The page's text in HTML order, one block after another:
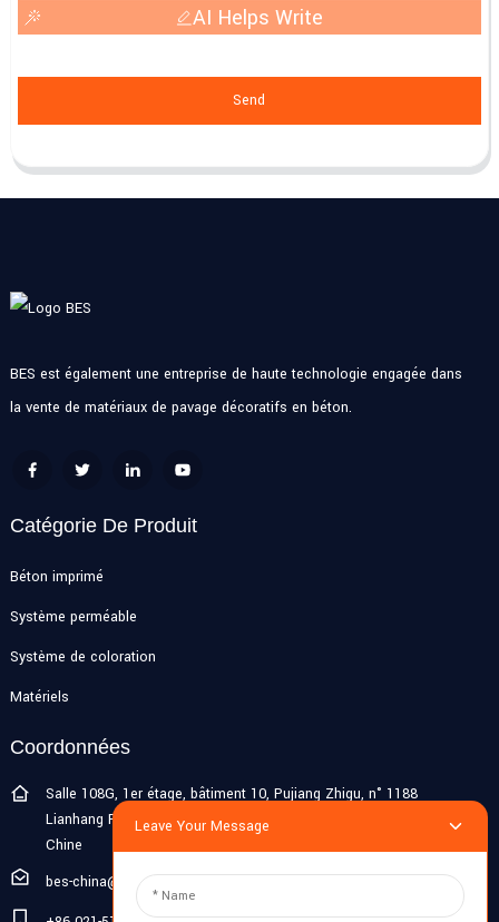
AI Helps Write
Send
BES est également une entreprise de haute technologie engagée dans
la vente de matériaux de pavage décoratifs en béton.
Catégorie De Produit
Béton imprimé
Système perméable
Système de coloration
Matériels
Coordonnées
Salle 108G, 1er étage, bâtiment 10, Pujiang Zhigu, n° 1188
Lianhang Road, ville de Pujiang, district de Minhang, Shanghai,
Chine
bes-china@besdeconcrete.com
Leave Your Message